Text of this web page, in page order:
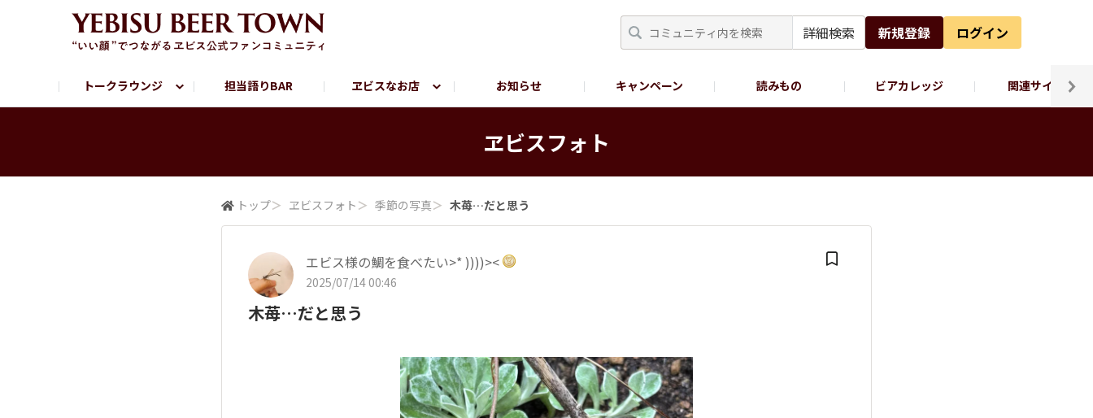
詳細検索 新規登録 ログイン
トークラウンジ 担当語りBAR ヱビスなお店 お知らせ キャンペーン 読みもの ビアカレッジ 関連サイト
サッポロビール公式Instagram
ヱビスフォト
トップ＞ ヱビスフォト ＞ 季節の写真＞ 木苺…だと思う
エビス様の鯛を食べたい>* ))))><
2025/07/14 00:46
木苺…だと思う